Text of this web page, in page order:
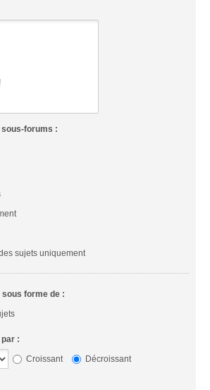
forums :
sujets uniquement
forme de :
:
Croissant
Décroissant